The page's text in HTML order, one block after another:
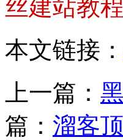
丝建站教
本文链接：
上一篇：
篇： 溜客